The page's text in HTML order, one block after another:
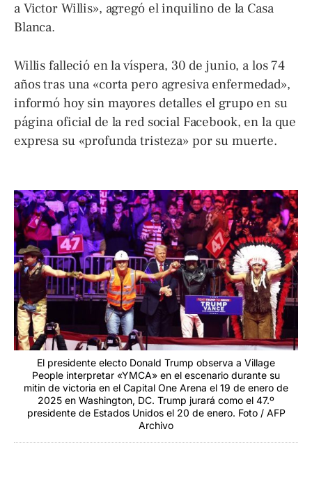
a Victor Willis», agregó el inquilino de la Casa
Blanca.
Willis falleció en la víspera, 30 de junio, a los 74
años tras una «corta pero agresiva enfermedad»,
informó hoy sin mayores detalles el grupo en su
página oficial de la red social Facebook, en la que
expresa su «profunda tristeza» por su muerte.
El presidente electo Donald Trump observa a Village
People interpretar «YMCA» en el escenario durante su
mitin de victoria en el Capital One Arena el 19 de enero de
2025 en Washington, DC. Trump jurará como el 47.º
presidente de Estados Unidos el 20 de enero. Foto / AFP
Archivo